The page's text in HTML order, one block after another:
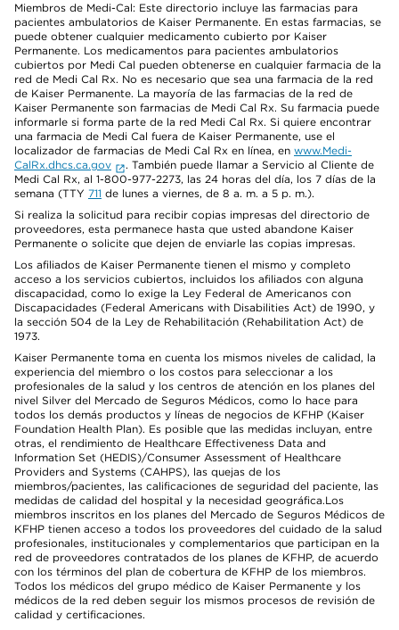
Miembros de Medi-Cal: Este directorio incluye las farmacias para
pacientes ambulatorios de Kaiser Permanente. En estas farmacias, se
puede obtener cualquier medicamento cubierto por Kaiser
Permanente. Los medicamentos para pacientes ambulatorios
cubiertos por Medi Cal pueden obtenerse en cualquier farmacia de la
red de Medi Cal Rx. No es necesario que sea una farmacia de la red
de Kaiser Permanente. La mayoría de las farmacias de la red de
Kaiser Permanente son farmacias de Medi Cal Rx. Su farmacia puede
informarle si forma parte de la red Medi Cal Rx. Si quiere encontrar
una farmacia de Medi Cal fuera de Kaiser Permanente, use el
localizador de farmacias de Medi Cal Rx en línea, en www.Medi-
CalRx.dhcs.ca.gov
. También puede llamar a Servicio al Cliente de
Medi Cal Rx, al 1-800-977-2273, las 24 horas del día, los 7 días de la
semana (TTY 711 de lunes a viernes, de 8 a. m. a 5 p. m.).
Si realiza la solicitud para recibir copias impresas del directorio de
proveedores, esta permanece hasta que usted abandone Kaiser
Permanente o solicite que dejen de enviarle las copias impresas.
Los afiliados de Kaiser Permanente tienen el mismo y completo
acceso a los servicios cubiertos, incluidos los afiliados con alguna
discapacidad, como lo exige la Ley Federal de Americanos con
Discapacidades (Federal Americans with Disabilities Act) de 1990, y
la sección 504 de la Ley de Rehabilitación (Rehabilitation Act) de
1973.
Kaiser Permanente toma en cuenta los mismos niveles de calidad, la
experiencia del miembro o los costos para seleccionar a los
profesionales de la salud y los centros de atención en los planes del
nivel Silver del Mercado de Seguros Médicos, como lo hace para
todos los demás productos y líneas de negocios de KFHP (Kaiser
Foundation Health Plan). Es posible que las medidas incluyan, entre
otras, el rendimiento de Healthcare Effectiveness Data and
Information Set (HEDIS)/Consumer Assessment of Healthcare
Providers and Systems (CAHPS), las quejas de los
miembros/pacientes, las calificaciones de seguridad del paciente, las
medidas de calidad del hospital y la necesidad geográfica.Los
miembros inscritos en los planes del Mercado de Seguros Médicos de
KFHP tienen acceso a todos los proveedores del cuidado de la salud
profesionales, institucionales y complementarios que participan en la
red de proveedores contratados de los planes de KFHP, de acuerdo
con los términos del plan de cobertura de KFHP de los miembros.
Todos los médicos del grupo médico de Kaiser Permanente y los
médicos de la red deben seguir los mismos procesos de revisión de
calidad y certificaciones.